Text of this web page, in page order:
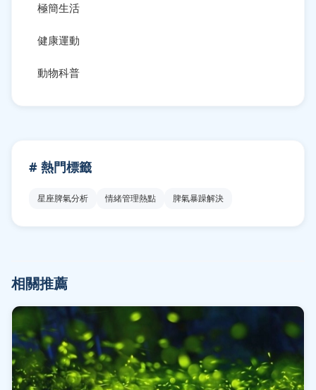
極簡生活
健康運動
動物科普
# 熱門標籤
星座脾氣分析 情緒管理熱點 脾氣暴躁解決
相關推薦